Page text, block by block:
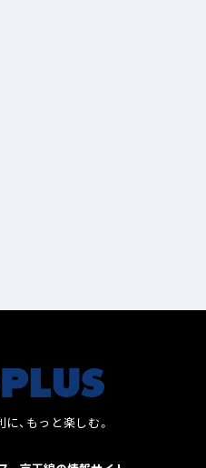
、もっと楽しむ。